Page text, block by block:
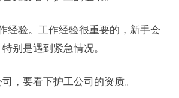
验。工作经验很重要的，新手会
别是遇到紧急情况。
要看下护工公司的资质。